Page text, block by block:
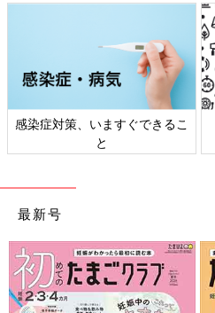
感染症対策、いますぐできるこ
と
最新号